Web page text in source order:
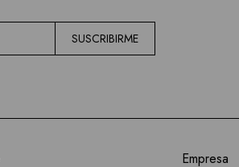
SUSCRIBIRME
Empresa